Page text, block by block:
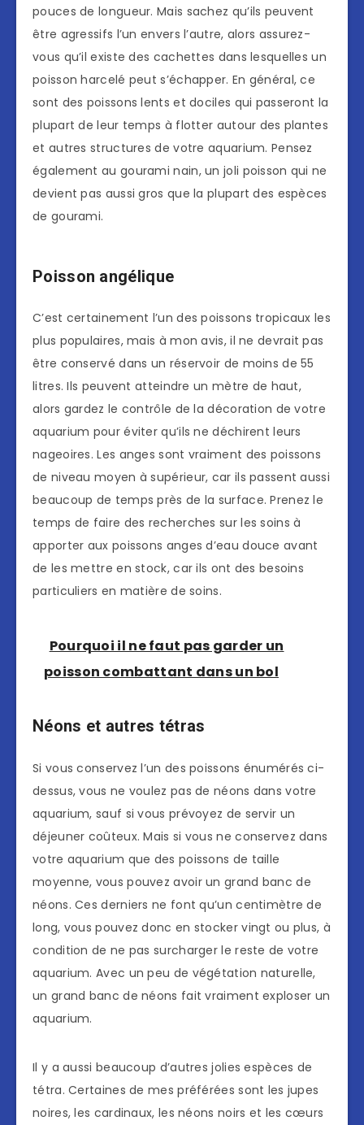
pouces de longueur. Mais sachez qu’ils peuvent
être agressifs l’un envers l’autre, alors assurez-
vous qu’il existe des cachettes dans lesquelles un
poisson harcelé peut s’échapper. En général, ce
sont des poissons lents et dociles qui passeront la
plupart de leur temps à flotter autour des plantes
et autres structures de votre aquarium. Pensez
également au gourami nain, un joli poisson qui ne
devient pas aussi gros que la plupart des espèces
de gourami.
Poisson angélique
C’est certainement l’un des poissons tropicaux les
plus populaires, mais à mon avis, il ne devrait pas
être conservé dans un réservoir de moins de 55
litres. Ils peuvent atteindre un mètre de haut,
alors gardez le contrôle de la décoration de votre
aquarium pour éviter qu’ils ne déchirent leurs
nageoires. Les anges sont vraiment des poissons
de niveau moyen à supérieur, car ils passent aussi
beaucoup de temps près de la surface. Prenez le
temps de faire des recherches sur les soins à
apporter aux poissons anges d’eau douce avant
de les mettre en stock, car ils ont des besoins
particuliers en matière de soins.
Pourquoi il ne faut pas garder un
poisson combattant dans un bol
Néons et autres tétras
Si vous conservez l’un des poissons énumérés ci-
dessus, vous ne voulez pas de néons dans votre
aquarium, sauf si vous prévoyez de servir un
déjeuner coûteux. Mais si vous ne conservez dans
votre aquarium que des poissons de taille
moyenne, vous pouvez avoir un grand banc de
néons. Ces derniers ne font qu’un centimètre de
long, vous pouvez donc en stocker vingt ou plus, à
condition de ne pas surcharger le reste de votre
aquarium. Avec un peu de végétation naturelle,
un grand banc de néons fait vraiment exploser un
aquarium.
Il y a aussi beaucoup d’autres jolies espèces de
tétra. Certaines de mes préférées sont les jupes
noires, les cardinaux, les néons noirs et les cœurs